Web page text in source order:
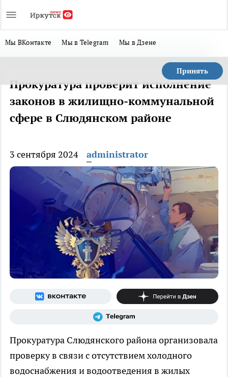
Мы ВКонтакте Мы в Telegram Мы в Дзене
Принять
Прокуратура проверит исполнение
законов в жилищно-коммунальной
сфере в Слюдянском районе
3 сентября 2024 administrator
Прокуратура Слюдянского района организовала
проверку в связи с отсутствием холодного
водоснабжения и водоотведения в жилых